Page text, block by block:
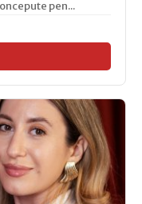
pen...